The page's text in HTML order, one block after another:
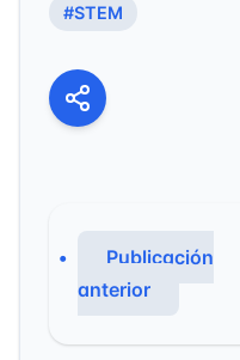
#STEM
Publicación
anterior